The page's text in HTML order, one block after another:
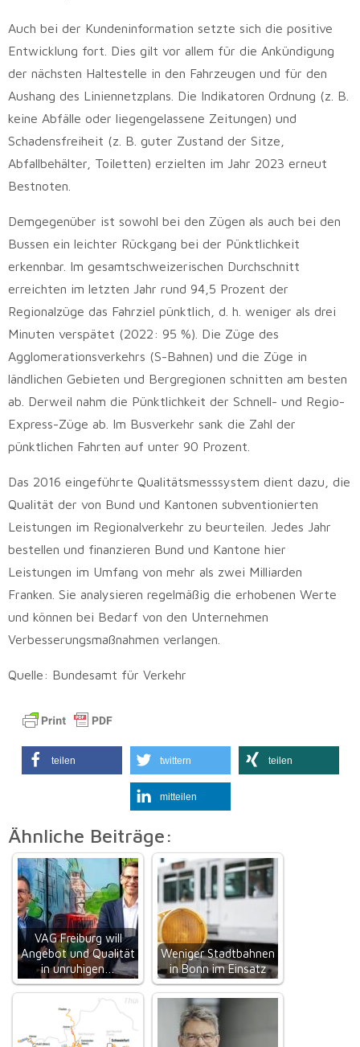
Auch bei der Kundeninformation setzte sich die positive
Entwicklung fort. Dies gilt vor allem für die Ankündigung
der nächsten Haltestelle in den Fahrzeugen und für den
Aushang des Liniennetzplans. Die Indikatoren Ordnung (z. B.
keine Abfälle oder liegengelassene Zeitungen) und
Schadensfreiheit (z. B. guter Zustand der Sitze,
Abfallbehälter, Toiletten) erzielten im Jahr 2023 erneut
Bestnoten.
Demgegenüber ist sowohl bei den Zügen als auch bei den
Bussen ein leichter Rückgang bei der Pünktlichkeit
erkennbar. Im gesamtschweizerischen Durchschnitt
erreichten im letzten Jahr rund 94,5 Prozent der
Regionalzüge das Fahrziel pünktlich, d. h. weniger als drei
Minuten verspätet (2022: 95 %). Die Züge des
Agglomerationsverkehrs (S-Bahnen) und die Züge in
ländlichen Gebieten und Bergregionen schnitten am besten
ab. Derweil nahm die Pünktlichkeit der Schnell- und Regio-
Express-Züge ab. Im Busverkehr sank die Zahl der
pünktlichen Fahrten auf unter 90 Prozent.
Das 2016 eingeführte Qualitätsmesssystem dient dazu, die
Qualität der von Bund und Kantonen subventionierten
Leistungen im Regionalverkehr zu beurteilen. Jedes Jahr
bestellen und finanzieren Bund und Kantone hier
Leistungen im Umfang von mehr als zwei Milliarden
Franken. Sie analysieren regelmäßig die erhobenen Werte
und können bei Bedarf von den Unternehmen
Verbesserungsmaßnahmen verlangen.
Quelle: Bundesamt für Verkehr
teilen twittern teilen
mitteilen
Ähnliche Beiträge:
VAG Freiburg will
Angebot und Qualität
in unruhigen…
Weniger Stadtbahnen
in Bonn im Einsatz